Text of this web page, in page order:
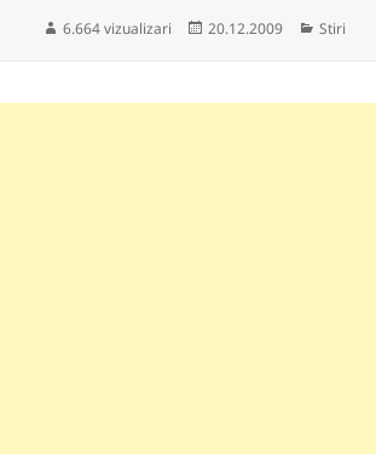
6.664 vizualizari
Publicat
20.12.2009 Categorii
Stiri